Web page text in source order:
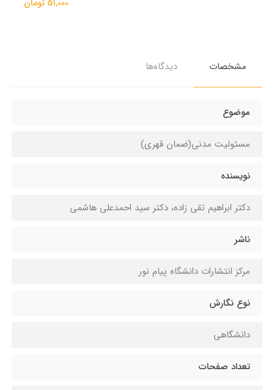
51,000 تومان
مشخصات دیدگاه‌ها
موضوع
مسئولیت مدنی(ضمان قهری)
نویسنده
دکتر ابراهیم تقی زاده، دکتر سید احمدعلی هاشمی
ناشر
مرکز انتشارات دانشگاه پیام نور
نوع نگارش
دانشگاهی
تعداد صفحات